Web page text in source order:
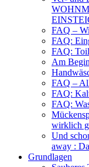
FAQ –
FAQ:
FAQ:
Am
FAQ –
FAQ:
FAQ:
wirklich
Und
away :
Grundlagen